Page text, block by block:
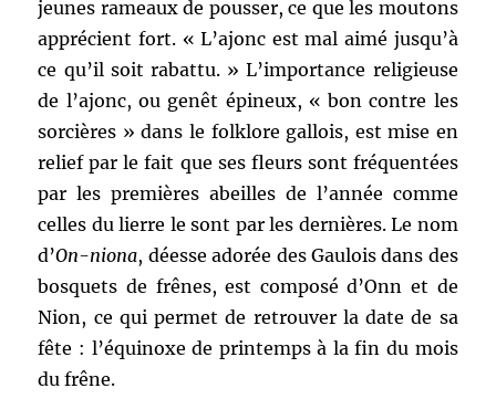
jeunes rameaux de pousser, ce que les moutons
apprécient fort. « L’ajonc est mal aimé jusqu’à
ce qu’il soit rabattu. » L’importance religieuse
de l’ajonc, ou genêt épineux, « bon contre les
sorcières » dans le folklore gallois, est mise en
relief par le fait que ses fleurs sont fréquentées
par les premières abeilles de l’année comme
celles du lierre le sont par les dernières. Le nom
d’On-niona, déesse adorée des Gaulois dans des
bosquets de frênes, est composé d’Onn et de
Nion, ce qui permet de retrouver la date de sa
fête : l’équinoxe de printemps à la fin du mois
du frêne.